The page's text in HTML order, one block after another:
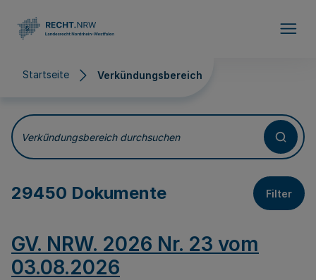
Startseite Verkündungsbereich
Verkündungsbereich
Verkündungsbereich durchsuchen
29450 Dokumente Filter
GV. NRW. 2026 Nr. 23 vom
03.08.2026